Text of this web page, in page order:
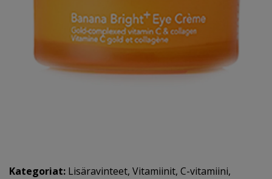
Kategoriat: Lisäravinteet, Vitamiinit, C-vitamiini,